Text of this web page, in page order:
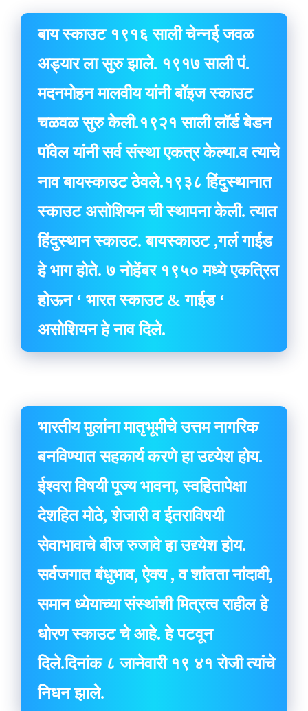
बाय स्काउट १९१६ साली चेन्नई जवळ
अड्यार ला सुरु झाले. १९१७ साली पं.
मदनमोहन मालवीय यांनी बॉइज स्काउट
चळवळ सुरु केली.१९२१ साली लॉर्ड बेडन
पॉवेल यांनी सर्व संस्था एकत्र केल्या.व त्याचे
नाव बायस्काउट ठेवले.१९३८ हिंदुस्थानात
स्काउट असोशियन ची स्थापना केली. त्यात
हिंदुस्थान स्काउट. बायस्काउट ,गर्ल गाईड
हे भाग होते. ७ नोहेंबर १९५० मध्ये एकत्रित
होऊन ‘ भारत स्काउट & गाईड ‘
असोशियन हे नाव दिले.
भारतीय मुलांना मातृभूमीचे उत्तम नागरिक
बनविण्यात सहकार्य करणे हा उद्द्येश होय.
ईश्वरा विषयी पूज्य भावना, स्वहितापेक्षा
देशहित मोठे, शेजारी व ईतराविषयी
सेवाभावाचे बीज रुजावे हा उद्द्येश होय.
सर्वजगात बंधुभाव, ऐक्य , व शांतता नांदावी,
समान ध्येयाच्या संस्थांशी मित्रत्व राहील हे
धोरण स्काउट चे आहे. हे पटवून
दिले.दिनांक ८ जानेवारी १९ ४१ रोजी त्यांचे
निधन झाले.